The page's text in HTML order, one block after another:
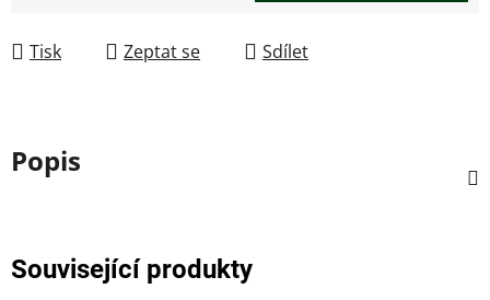
Tisk Zeptat se Sdílet
Popis
Související produkty